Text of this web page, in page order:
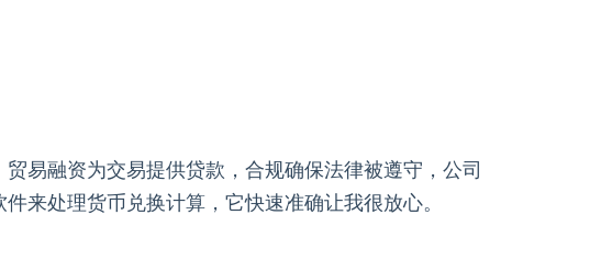
易融资为交易提供贷款，合规确保法律被遵守，公司
来处理货币兑换计算，它快速准确让我很放心。